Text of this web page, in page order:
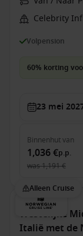
Celebrity
Volpension
60% korting
23 mei
Binnenhutvan
1,036 €p.p.
was1,191 €
Alleen Cruise
Westelijke
Italië met de